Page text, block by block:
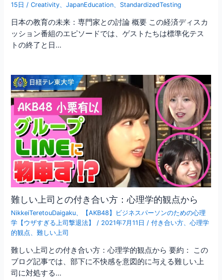
15日 /Creativity 、JapanEducation StandardizedTesting
日本の教育の未来：専門家との討論 概要 この経済ディスカ
ッション番組のエピソードでは、ゲストたちは標準化テス
トの終了と日…
難しい上司との付き合い方：心理学的観点から
NikkeiTeretouDaigaku
【AKB48】ビジネスパーソンのための心理
学【ウザすぎる上司撃退法】
/ 2021年7月11日 /付き合い方 、心理学
的観点 、難しい上司
難しい上司との付き合い方：心理学的観点から 要約： この
ブログ記事では、部下に不快感を意図的に与える難しい上
司に対処する…